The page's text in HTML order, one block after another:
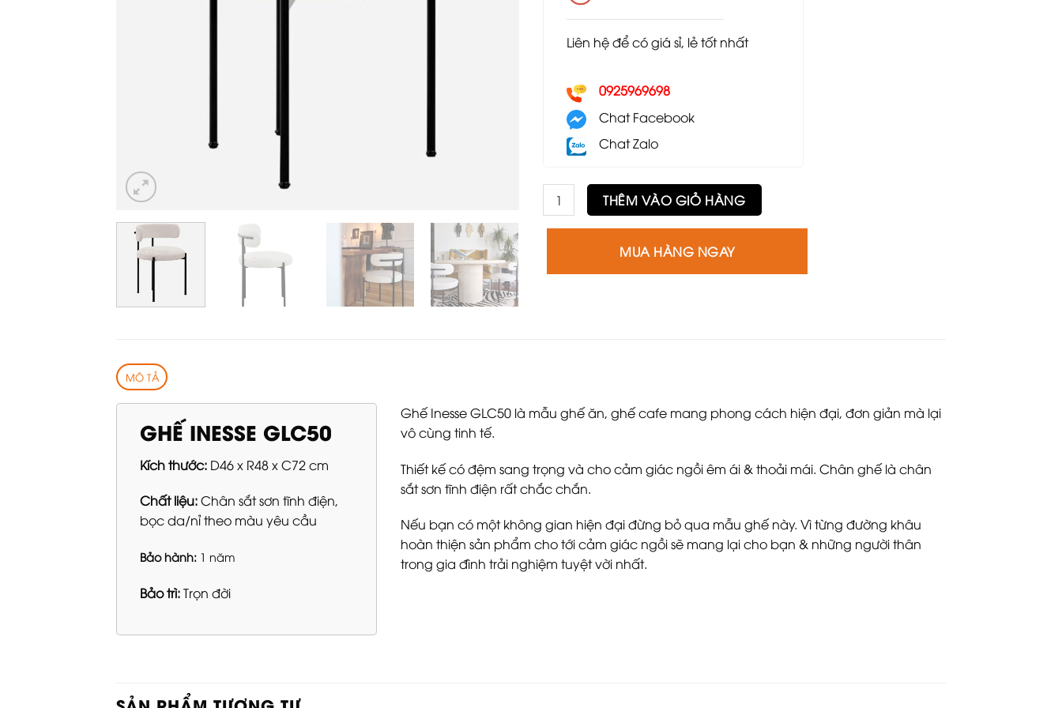
Liên hệ để có giá sỉ, lẻ tốt nhất
0925969698
Chat Facebook
Chat Zalo
Ghế Inesse GLC50 số lượng
THÊM VÀO GIỎ HÀNG
MUA HÀNG NGAY
MÔ TẢ
GHẾ INESSE GLC50
Kích thước: D46 x R48 x C72 cm
Chất liệu:Chân sắt sơn tĩnh điện,
bọc da/nỉ theo màu yêu cầu
Bảo hành: 1 năm
Bảo trì:Trọn đời
Ghế Inesse GLC50 là mẫu ghế ăn, ghế cafe mang phong cách hiện đại, đơn giản mà lại
vô cùng tinh tế.
Thiết kế có đệm sang trọng và cho cảm giác ngồi êm ái & thoải mái. Chân ghế là chân
sắt sơn tĩnh điện rất chắc chắn.
Nếu bạn có một không gian hiện đại đừng bỏ qua mẫu ghế này. Vì từng đường khâu
hoàn thiện sản phẩm cho tới cảm giác ngồi sẽ mang lại cho bạn & những người thân
trong gia đình trải nghiệm tuyệt vời nhất.